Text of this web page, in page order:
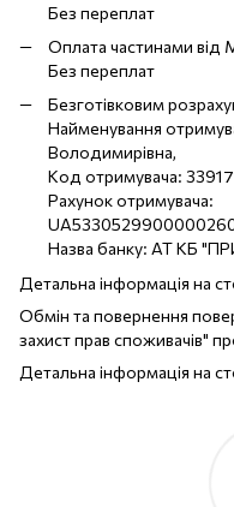
Без переплат
Оплата частинами від
Без переплат
Безготівковим
Найменування
Володимирівна,
Код отримувача:
Рахунок отримувача:
Назва банку: АТ КБ
Детальна інформація на
Обмін та повернення
захист прав споживачів"
Детальна інформація на